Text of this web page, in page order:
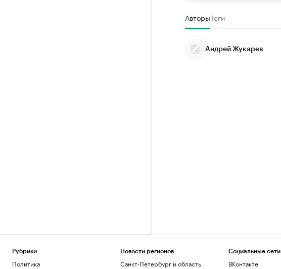
АвторыТеги
Андрей Жукарев
Рубрики
Политика
Новости регионов
Санкт-Петербург и область
Социальные сети
ВКонтакте